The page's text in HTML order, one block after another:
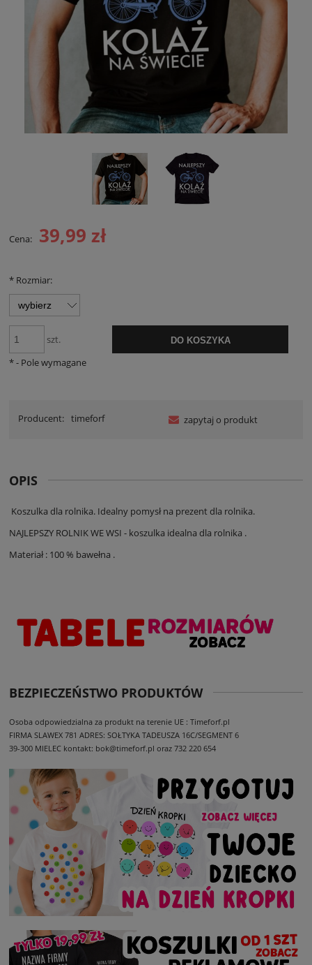
Cena: 39,99 zł
* Rozmiar:
szt. DO KOSZYKA
*- Pole wymagane
Producent: timeforf zapytaj o produkt
OPIS
Koszulka dla rolnika. Idealny pomysł na prezent dla rolnika.
NAJLEPSZY ROLNIK WE WSI - koszulka idealna dla rolnika .
Materiał : 100 % bawełna .
BEZPIECZEŃSTWO PRODUKTÓW
Osoba odpowiedzialna za produkt na terenie UE : Timeforf.pl
FIRMA SLAWEX 781 ADRES: SOŁTYKA TADEUSZA 16C/SEGMENT 6
39-300 MIELEC kontakt: bok@timeforf.pl oraz 732 220 654